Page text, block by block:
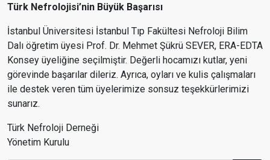
Türk Nefrolojisi’nin Büyük Başarısı
İstanbul Üniversitesi İstanbul Tıp Fakültesi Nefroloji Bilim
Dalı öğretim üyesi Prof. Dr. Mehmet Şükrü SEVER, ERA-EDTA
Konsey üyeliğine seçilmiştir. Değerli hocamızı kutlar, yeni
görevinde başarılar dileriz. Ayrıca, oyları ve kulis çalışmaları
ile destek veren tüm üyelerimize sonsuz teşekkürlerimizi
sunarız.
Türk Nefroloji Derneği
Yönetim Kurulu